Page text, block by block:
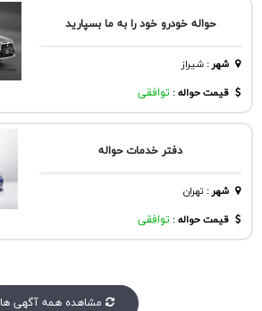
حواله خودرو خود را به ما بسپارید
شهر:شيراز
قیمت حواله : توافقی
دفتر خدمات حواله
شهر: تهران
قیمت حواله : توافقی
مشاهده همه آگهی ها